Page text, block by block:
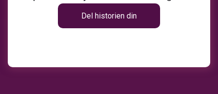
Del historien din